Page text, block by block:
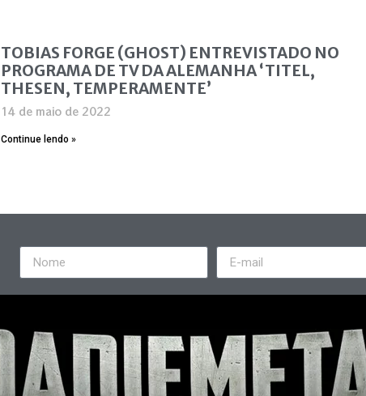
TOBIAS FORGE (GHOST) ENTREVISTADO NO
PROGRAMA DE TV DA ALEMANHA ‘TITEL,
THESEN, TEMPERAMENTE’
14 de maio de 2022
Continue lendo »